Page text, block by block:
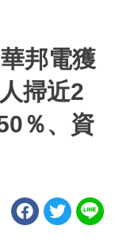
邦電獲
掃近2
％、資